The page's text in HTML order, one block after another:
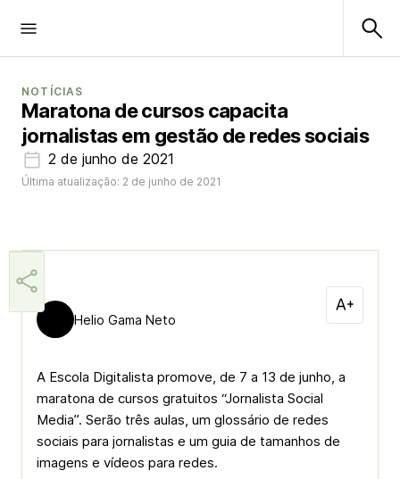
NOTÍCIAS
Maratona de cursos capacita
jornalistas em gestão de redes sociais
2 de junho de 2021
Última atualização: 2 de junho de 2021
Helio Gama Neto
A Escola Digitalista promove, de 7 a 13 de junho, a
maratona de cursos gratuitos “Jornalista Social
Media”. Serão três aulas, um glossário de redes
sociais para jornalistas e um guia de tamanhos de
imagens e vídeos para redes.